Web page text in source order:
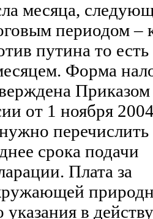
месяца,
периодом –
путина то есть
Форма
Приказом
от 1 ноября
перечислить
срока подачи
Плата за
указания в